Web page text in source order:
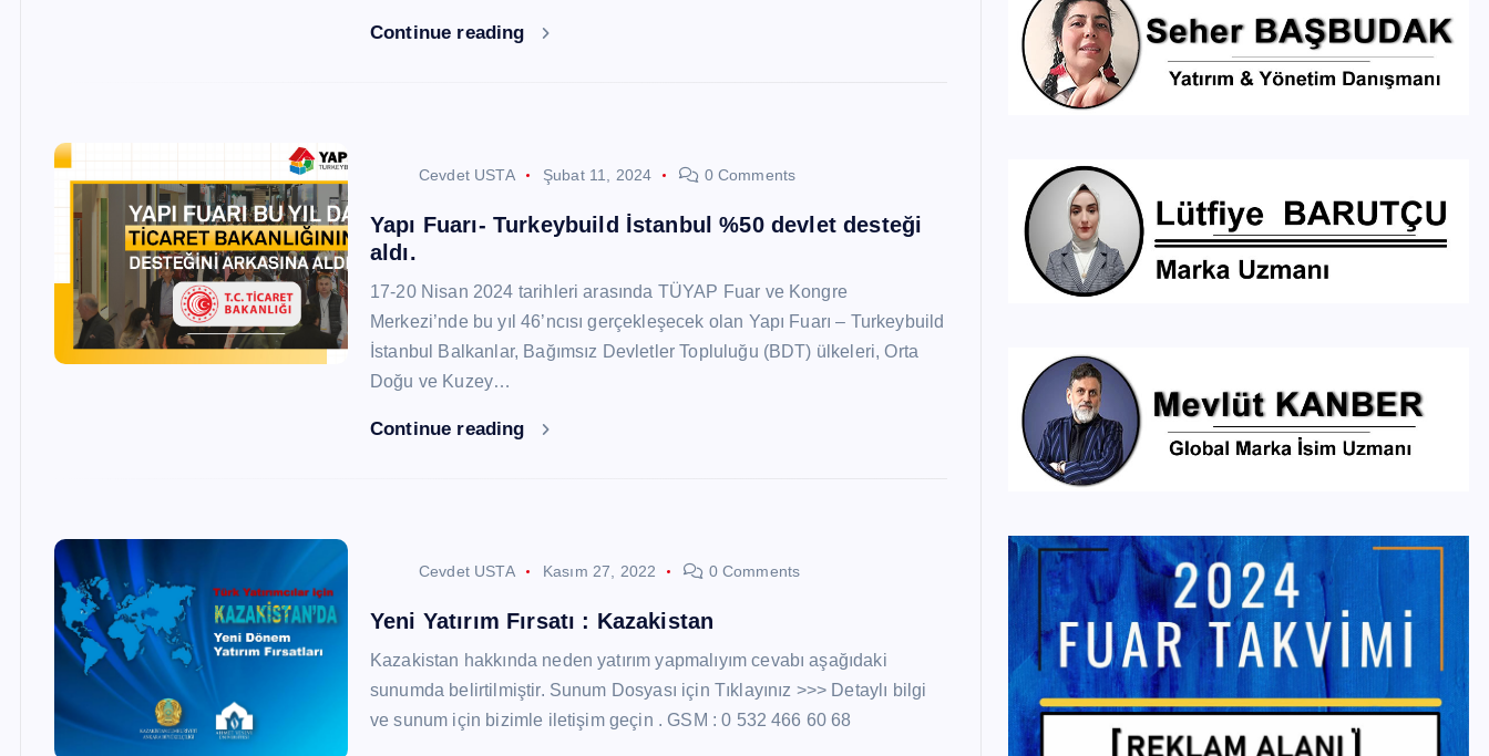
Continue reading
Cevdet USTA Şubat 11, 2024 0 Comments
Yapı Fuarı- Turkeybuild İstanbul %50 devlet desteği
aldı.
17-20 Nisan 2024 tarihleri arasında TÜYAP Fuar ve Kongre
Merkezi’nde bu yıl 46’ncısı gerçekleşecek olan Yapı Fuarı – Turkeybuild
İstanbul Balkanlar, Bağımsız Devletler Topluluğu (BDT) ülkeleri, Orta
Doğu ve Kuzey…
Continue reading
Cevdet USTA Kasım 27, 2022 0 Comments
Yeni Yatırım Fırsatı : Kazakistan
Kazakistan hakkında neden yatırım yapmalıyım cevabı aşağıdaki
sunumda belirtilmiştir. Sunum Dosyası için Tıklayınız >>> Detaylı bilgi
ve sunum için bizimle iletişim geçin . GSM : 0 532 466 60 68